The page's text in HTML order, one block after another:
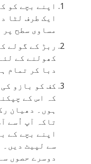
اپنے بچے کو
ایک طرف لٹا
مساوی سطح پر
ربڑ کے گولے
کھولنے کے
دبا کر تمام
کف کو بازو
کہ اس کے
ہوں۔ دھیان
تاکہ آپ اُسے
اپنے بچے کے
سے لپیٹ دیں۔
دوسرے حصوں